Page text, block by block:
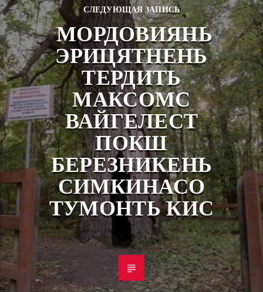
СЛЕДУЮЩАЯ ЗАПИСЬ
МОРДОВИЯНЬ
ЭРИЦЯТНЕНЬ
ТЕРДИТЬ
МАКСОМС
ВАЙГЕЛЕСТ
ПОКШ
БЕРЕЗНИКЕНЬ
СИМКИНАСО
ТУМОНТЬ КИС